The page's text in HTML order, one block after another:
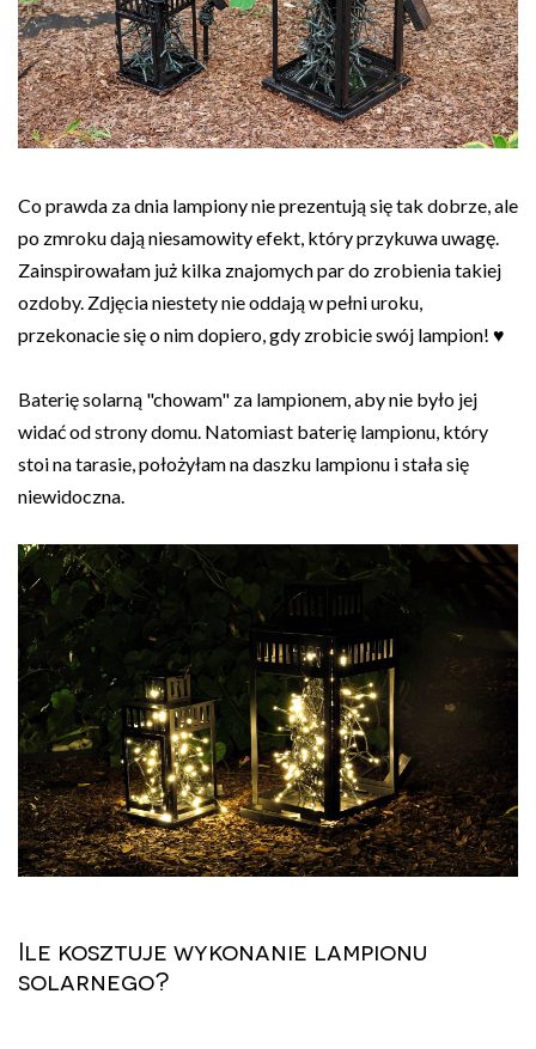
Co prawda za dnia lampiony nie prezentują się tak dobrze, ale
po zmroku dają niesamowity efekt, który przykuwa uwagę.
Zainspirowałam już kilka znajomych par do zrobienia takiej
ozdoby. Zdjęcia niestety nie oddają w pełni uroku,
przekonacie się o nim dopiero, gdy zrobicie swój lampion! ♥
Baterię solarną "chowam" za lampionem, aby nie było jej
widać od strony domu. Natomiast baterię lampionu, który
stoi na tarasie, położyłam na daszku lampionu i stała się
niewidoczna.
Ile kosztuje wykonanie lampionu
solarnego?